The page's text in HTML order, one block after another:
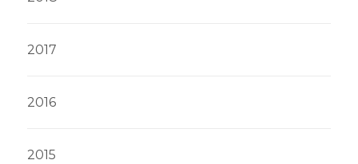
2017
2016
2015